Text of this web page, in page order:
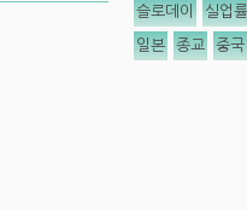
슬로데이 실업률
일본 종교 중국